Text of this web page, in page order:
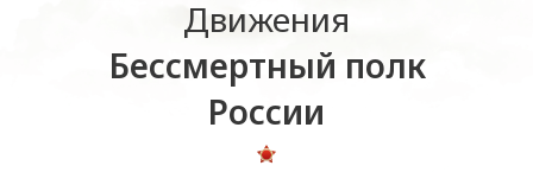
Движения
Бессмертный полк
России